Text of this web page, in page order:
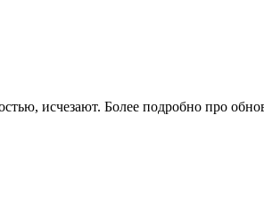
исчезают. Более подробно про